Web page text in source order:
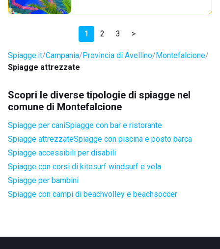
1 2 3 >
Spiagge.it Campania Provincia di Avellino Montefalcione
Spiagge attrezzate
Scopri le diverse tipologie di spiagge nel
comune di Montefalcione
Spiagge per caniSpiagge con bar e ristorante
Spiagge attrezzateSpiagge con piscina e posto barca
Spiagge accessibili per disabili
Spiagge con corsi di kitesurf windsurf e vela
Spiagge per bambini
Spiagge con campi di beachvolley e beachsoccer